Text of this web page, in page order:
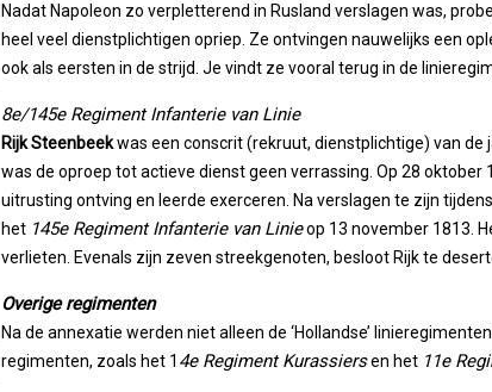
Nadat Napoleon zo verpletterend in Rusland verslagen was,
heel veel dienstplichtigen opriep. Ze ontvingen nauwelijks een
ook als eersten in de strijd. Je vindt ze vooral terug in de
8e/145e Regiment Infanterie van Linie
Rijk Steenbeekwas een conscrit (rekruut, dienstplichtige) van de
was de oproep tot actieve dienst geen verrassing. Op 28
uitrusting ontving en leerde exerceren. Na verslagen te zijn
het 145e Regiment Infanterie van Linieop 13 november 1813.
verlieten. Evenals zijn zeven streekgenoten, besloot Rijk te
Overige regimenten
Na de annexatie werden niet alleen de ‘Hollandse’
regimenten, zoals het 1 4e Regiment Kurassiersen het 11e